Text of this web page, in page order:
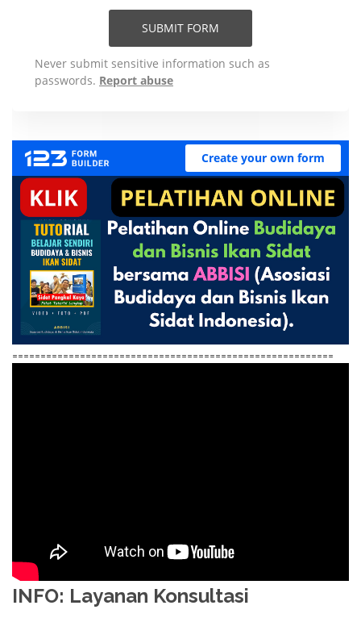
=========================================================
INFO: Layanan Konsultasi